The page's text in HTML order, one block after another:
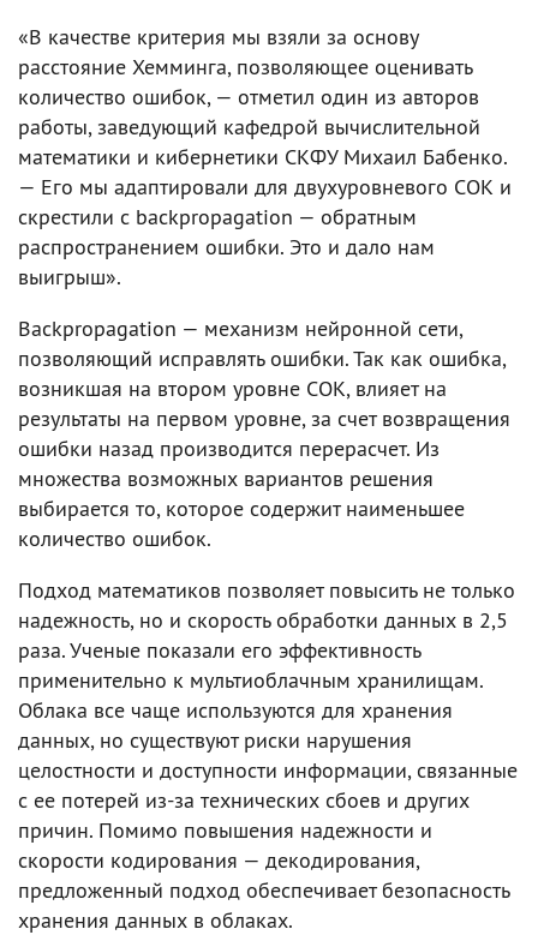
«В качестве критерия мы взяли за основу
расстояние Хемминга, позволяющее оценивать
количество ошибок, — отметил один из авторов
работы, заведующий кафедрой вычислительной
математики и кибернетики СКФУ Михаил Бабенко.
— Его мы адаптировали для двухуровневого СОК и
скрестили с backpropagation — обратным
распространением ошибки. Это и дало нам
выигрыш».
Backpropagation — механизм нейронной сети,
позволяющий исправлять ошибки. Так как ошибка,
возникшая на втором уровне СОК, влияет на
результаты на первом уровне, за счет возвращения
ошибки назад производится перерасчет. Из
множества возможных вариантов решения
выбирается то, которое содержит наименьшее
количество ошибок.
Подход математиков позволяет повысить не только
надежность, но и скорость обработки данных в 2,5
раза. Ученые показали его эффективность
применительно к мультиоблачным хранилищам.
Облака все чаще используются для хранения
данных, но существуют риски нарушения
целостности и доступности информации, связанные
с ее потерей из-за технических сбоев и других
причин. Помимо повышения надежности и
скорости кодирования — декодирования,
предложенный подход обеспечивает безопасность
хранения данных в облаках.